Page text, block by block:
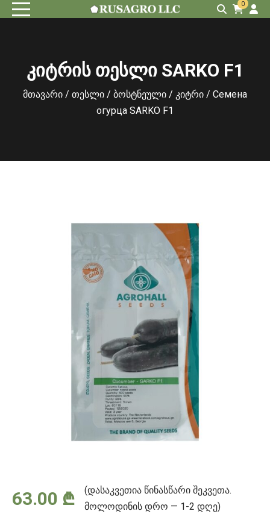
0
კიტრის თესლი SARKO F1
მთავარი / თესლი / ბოსტნეული / კიტრი / Семена
огурца SARKO F1
63.00 ₾
(დასაკვეთია წინასწარი შეკვეთა.
მოლოდინის დრო — 1-2 დღე)